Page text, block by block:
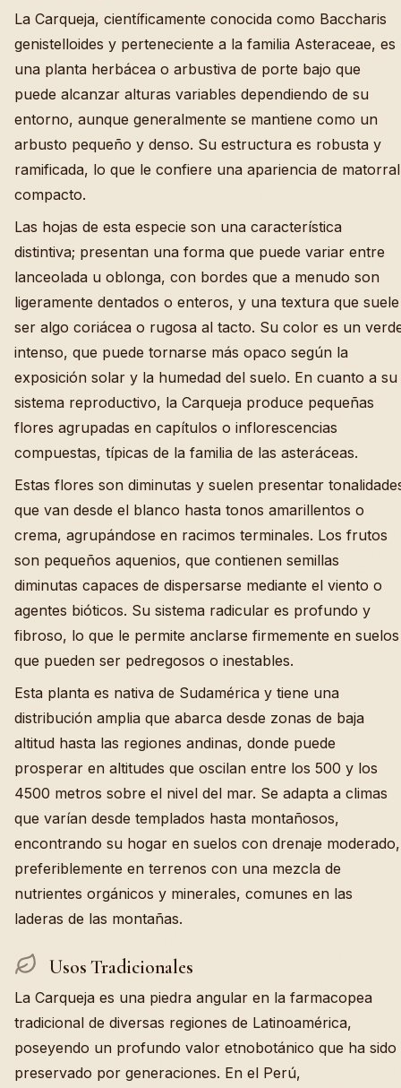
La Carqueja, científicamente conocida como Baccharis
genistelloides y perteneciente a la familia Asteraceae, es
una planta herbácea o arbustiva de porte bajo que
puede alcanzar alturas variables dependiendo de su
entorno, aunque generalmente se mantiene como un
arbusto pequeño y denso. Su estructura es robusta y
ramificada, lo que le confiere una apariencia de matorral
compacto.
Las hojas de esta especie son una característica
distintiva; presentan una forma que puede variar entre
lanceolada u oblonga, con bordes que a menudo son
ligeramente dentados o enteros, y una textura que suele
ser algo coriácea o rugosa al tacto. Su color es un
intenso, que puede tornarse más opaco según la
exposición solar y la humedad del suelo. En cuanto a su
sistema reproductivo, la Carqueja produce pequeñas
flores agrupadas en capítulos o inflorescencias
compuestas, típicas de la familia de las asteráceas.
Estas flores son diminutas y suelen presentar
que van desde el blanco hasta tonos amarillentos o
crema, agrupándose en racimos terminales. Los frutos
son pequeños aquenios, que contienen semillas
diminutas capaces de dispersarse mediante el viento o
agentes bióticos. Su sistema radicular es profundo y
fibroso, lo que le permite anclarse firmemente en suelos
que pueden ser pedregosos o inestables.
Esta planta es nativa de Sudamérica y tiene una
distribución amplia que abarca desde zonas de baja
altitud hasta las regiones andinas, donde puede
prosperar en altitudes que oscilan entre los 500 y los
4500 metros sobre el nivel del mar. Se adapta a climas
que varían desde templados hasta montañosos,
encontrando su hogar en suelos con drenaje moderado,
preferiblemente en terrenos con una mezcla de
nutrientes orgánicos y minerales, comunes en las
laderas de las montañas.
Usos Tradicionales
La Carqueja es una piedra angular en la farmacopea
tradicional de diversas regiones de Latinoamérica,
poseyendo un profundo valor etnobotánico que ha sido
preservado por generaciones. En el Perú,